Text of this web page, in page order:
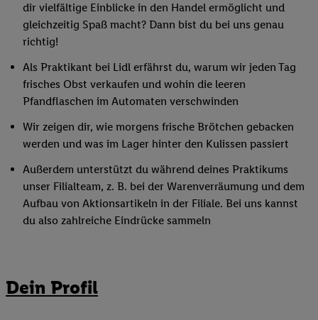
dir vielfältige Einblicke in den Handel ermöglicht und
gleichzeitig Spaß macht? Dann bist du bei uns genau
richtig!
Als Praktikant bei Lidl erfährst du, warum wir jeden Tag
frisches Obst verkaufen und wohin die leeren
Pfandflaschen im Automaten verschwinden
Wir zeigen dir, wie morgens frische Brötchen gebacken
werden und was im Lager hinter den Kulissen passiert
Außerdem unterstützt du während deines Praktikums
unser Filialteam, z. B. bei der Warenverräumung und dem
Aufbau von Aktionsartikeln in der Filiale. Bei uns kannst
du also zahlreiche Eindrücke sammeln
Dein Profil